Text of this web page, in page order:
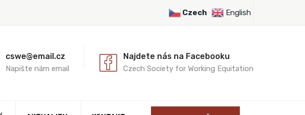
Czech English
cswe@email.cz
Napište nám email
Najdete nás na Facebooku
Czech Society for Working Equitation